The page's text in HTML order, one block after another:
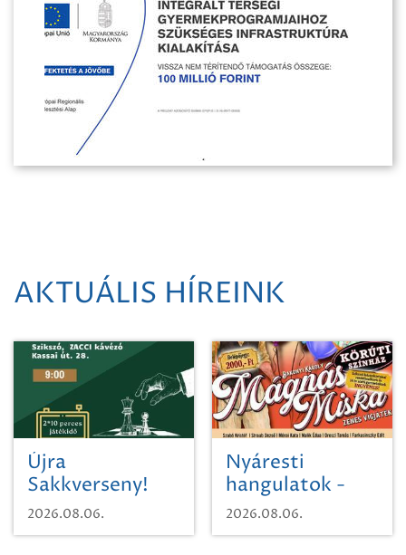
AKTUÁLIS HÍREINK
Újra
Sakkverseny!
2026.08.06.
Nyáresti
hangulatok -
Mágnás Miska
2026.08.06.